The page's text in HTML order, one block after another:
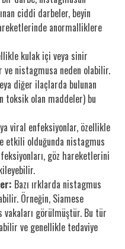
ciddi darbeler, beyin
anormalliklere
kulak içi veya sinir
nistagmusa neden olabilir.
diğer ilaçlarda bulunan
olan maddeler) bu
viral enfeksiyonlar, özellikle
etkili olduğunda nistagmus
göz hareketlerini
Bazı ırklarda nistagmus
Örneğin, Siamese
görülmüştür. Bu tür
ve genellikle tedaviye